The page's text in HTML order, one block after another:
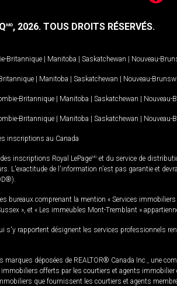
MD, 2026. TOUS DROITS RÉSERVÉS.
Britannique | Manitoba | Saskatchewan | Nouveau-
| Manitoba | Saskatchewan | Nouveau-
Britannique | Manitoba | Saskatchewan | Nouveau-
Britannique | Manitoba | Saskatchewan | Nouveau-
inscriptions au Canada
inscriptions Royal LePageMD et du service de
L'exactitude de l'information n'est pas garantie et
bureaux comprenant la mention « Services immobiliers
», et « Les immeubles Mont-Tremblant »
rapportent désignent les services professionnels
marques déposées de REALTOR® Canada Inc., une
offerts par les courtiers et agents
que fournissent les courtiers et agents